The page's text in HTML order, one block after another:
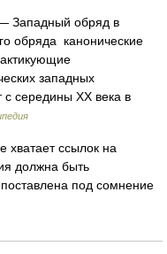
Западный обряд в
обряда канонические
западных
с середины XX века в
хватает ссылок на
должна быть
под сомнение